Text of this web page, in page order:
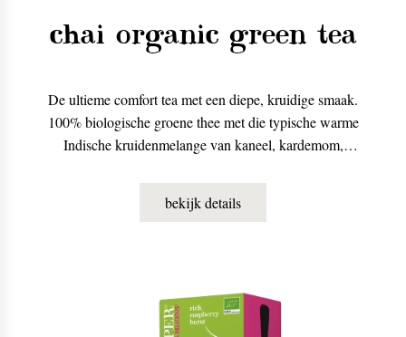
chai organic green tea
De ultieme comfort tea met een diepe, kruidige smaak.
100% biologische groene thee met die typische warme
Indische kruidenmelange van kaneel, kardemom,
bekijk details